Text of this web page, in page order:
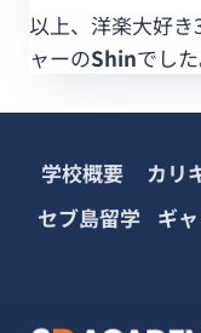
以上、洋楽大好き
ャーのShinでした
学校概要 カリ
セブ島留学 ギ